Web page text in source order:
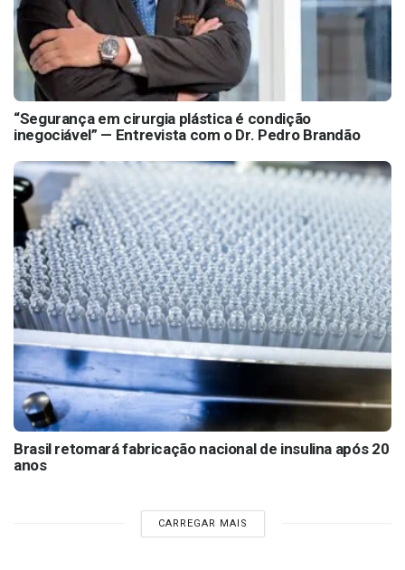
“Segurança em cirurgia plástica é condição
inegociável” — Entrevista com o Dr. Pedro Brandão
Brasil retomará fabricação nacional de insulina após 20
anos
CARREGAR MAIS